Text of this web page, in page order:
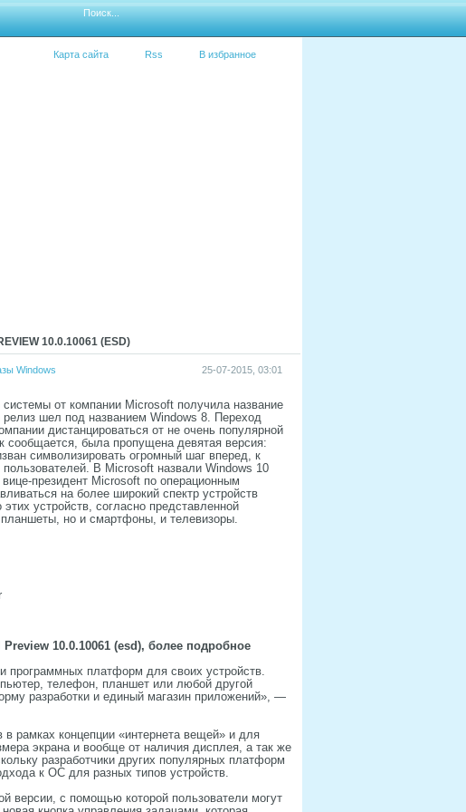
Карта сайта Rss В избранное
10.0.10061 (ESD)
Windows 25-07-2015, 03:01
от компании Microsoft получила название
шел под названием Windows 8. Переход
дистанцироваться от не очень популярной
была пропущена девятая версия:
символизировать огромный шаг вперед, к
В Microsoft назвали Windows 10
президент Microsoft по операционным
на более широкий спектр устройств
устройств, согласно представленной
планшеты, но и смартфоны, и телевизоры.
10.0.10061 (esd), более подробное
программных платформ для своих устройств.
телефон, планшет или любой другой
разработки и единый магазин приложений», —
рамках концепции «интернета вещей» и для
экрана и вообще от наличия дисплея, а так же
разработчики других популярных платформ
к ОС для разных типов устройств.
версии, с помощью которой пользователи могут